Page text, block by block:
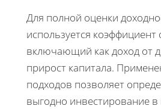
Для полной оценки
используется
включающий как доход от
прирост капитала.
подходов позволяет
выгодно инвестирование